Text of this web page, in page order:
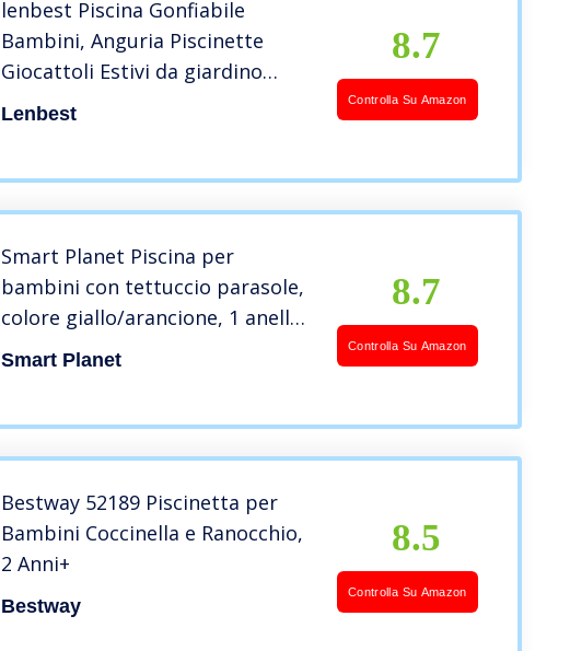
lenbest Piscina Gonfiabile
Bambini, Anguria Piscinette
Giocattoli Estivi da giardino
all’aperto piscina baby plastic
Lenbest
8.7
Controlla Su Amazon
Smart Planet Piscina per
bambini con tettuccio parasole,
colore giallo/arancione, 1 anello,
pavimento gonfiabile, 85 x 54
Smart Planet
8.7
Controlla Su Amazon
Bestway 52189 Piscinetta per
Bambini Coccinella e Ranocchio,
2 Anni+
Bestway
8.5
Controlla Su Amazon